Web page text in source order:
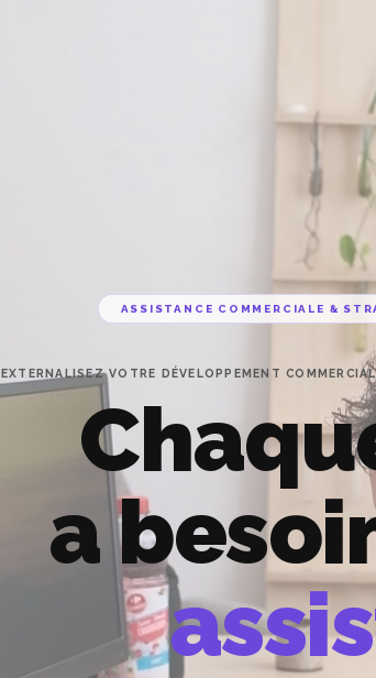
ASSISTANCE COMMERCIALE &
EXTERNALISEZ VOTRE DÉVELOPPEMENT
a